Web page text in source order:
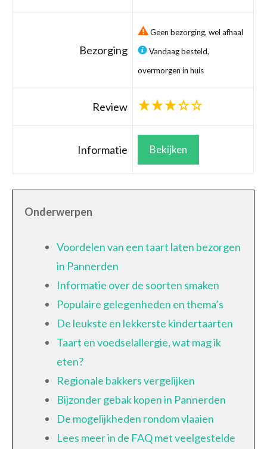
Bezorging
Geen bezorging, wel afhaal
Vandaag besteld,
overmorgen in huis
Review
Informatie Bekijken
Onderwerpen
Voordelen van een taart laten bezorgen
in Pannerden
Informatie over de soorten smaken
Populaire gelegenheden en thema’s
De leukste en lekkerste kindertaarten
Taart en voedselallergie, wat mag ik
eten?
Regionale bakkers vergelijken
Bijzonder gebak kopen in Pannerden
De mogelijkheden rondom vlaaien
Lees meer in de FAQ met veelgestelde